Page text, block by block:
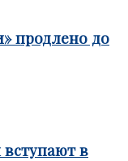
продлено до
в